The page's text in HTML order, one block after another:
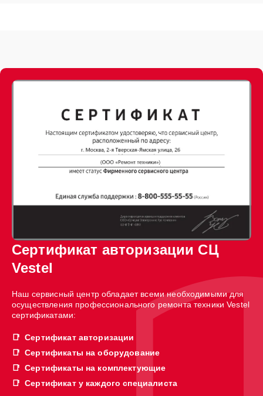
Сертификат авторизации СЦ
Vestel
Наш сервисный центр обладает всеми необходимыми для
осуществления профессионального ремонта техники Vestel
сертификатами:
Сертификат авторизации
Сертификаты на оборудование
Сертификаты на комплектующие
Сертификат у каждого специалиста